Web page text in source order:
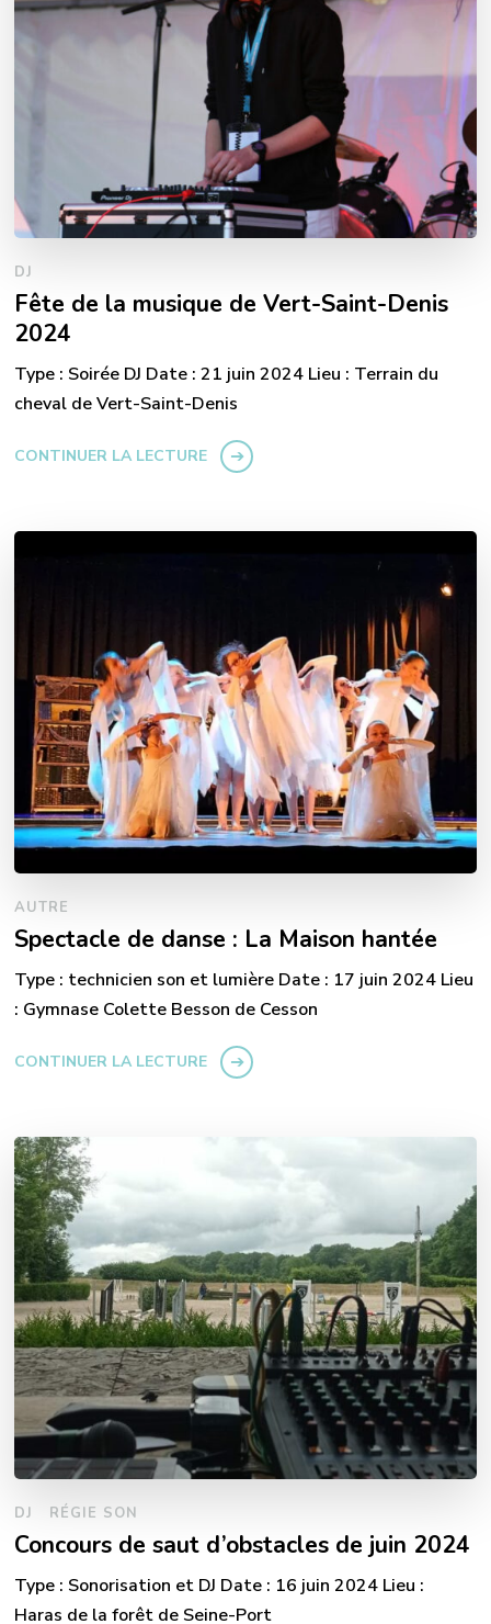
DJ
Fête de la musique de Vert-Saint-Denis
2024
Type : Soirée DJ Date : 21 juin 2024 Lieu : Terrain du
cheval de Vert-Saint-Denis
CONTINUER LA LECTURE
AUTRE
Spectacle de danse : La Maison hantée
Type : technicien son et lumière Date : 17 juin 2024 Lieu
: Gymnase Colette Besson de Cesson
CONTINUER LA LECTURE
DJ RÉGIE SON
Concours de saut d’obstacles de juin 2024
Type : Sonorisation et DJ Date : 16 juin 2024 Lieu :
Haras de la forêt de Seine-Port